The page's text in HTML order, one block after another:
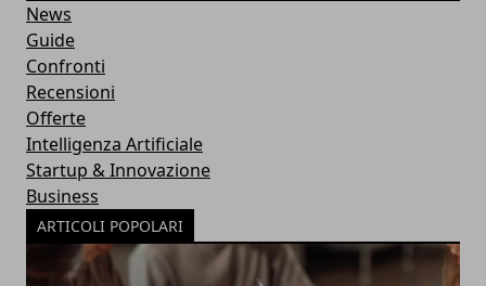
News
Guide
Confronti
Recensioni
Offerte
Intelligenza Artificiale
Startup & Innovazione
Business
ARTICOLI POPOLARI